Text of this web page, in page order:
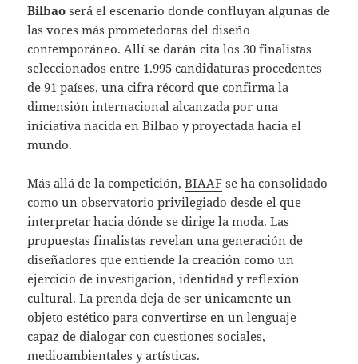
Bilbao será el escenario donde confluyan algunas de
las voces más prometedoras del diseño
contemporáneo. Allí se darán cita los 30 finalistas
seleccionados entre 1.995 candidaturas procedentes
de 91 países, una cifra récord que confirma la
dimensión internacional alcanzada por una
iniciativa nacida en Bilbao y proyectada hacia el
mundo.
Más allá de la competición,BIAAF se ha consolidado
como un observatorio privilegiado desde el que
interpretar hacia dónde se dirige la moda. Las
propuestas finalistas revelan una generación de
diseñadores que entiende la creación como un
ejercicio de investigación, identidad y reflexión
cultural. La prenda deja de ser únicamente un
objeto estético para convertirse en un lenguaje
capaz de dialogar con cuestiones sociales,
medioambientales y artísticas.